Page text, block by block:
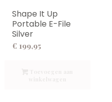
Shape It Up
Portable E-File
Silver
€ 199,95